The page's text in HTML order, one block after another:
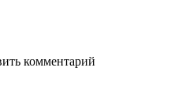
комментарий